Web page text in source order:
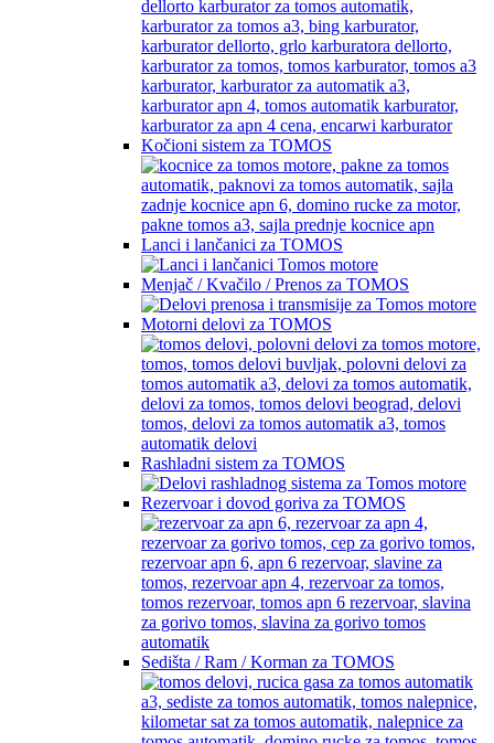
Kočioni sistem za TOMOS
Lanci i lančanici za TOMOS
Menjač / Kvačilo / Prenos za TOMOS
Motorni delovi za TOMOS
Rashladni sistem za TOMOS
Rezervoar i dovod goriva za TOMOS
Sedišta / Ram / Korman za TOMOS